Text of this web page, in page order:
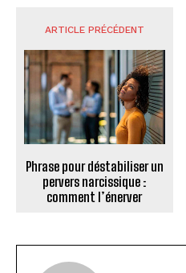
ARTICLE PRÉCÉDENT
Phrase pour déstabiliser un
pervers narcissique :
comment l’énerver